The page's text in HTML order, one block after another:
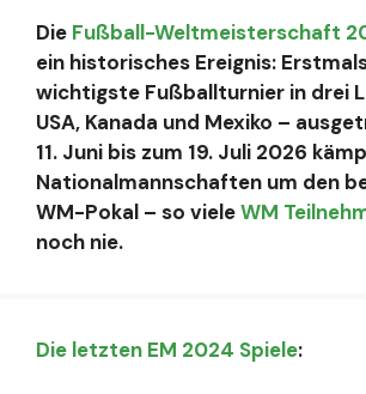
Die Fußball-Weltmeisterschaft
ein historisches Ereignis:
wichtigste Fußballturnier in drei
USA, Kanada und Mexiko –
11. Juni bis zum 19. Juli 2026
Nationalmannschaften um den
WM-Pokal – so vieleWM
noch nie.
Die letzten EM 2024 Spiele: